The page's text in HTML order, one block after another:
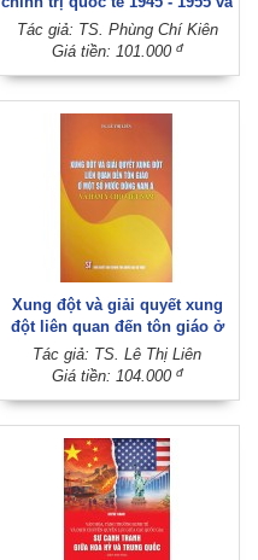
tác động tới cách mạng Việt
Nam (Sách chuyên khảo) (Xuất
Tác giả: TS. Phùng Chí Kiên
Giá tiền: 101.000 đ
Xung đột và giải quyết xung
đột liên quan đến tôn giáo ở
một số nước Đông Nam Á và
hàm ý cho Việt Nam
Tác giả: TS. Lê Thị Liên
Giá tiền: 104.000 đ